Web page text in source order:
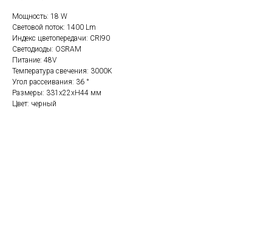
Мощность: 18 W
Световой поток: 1400 Lm
Индекс цветопередачи: CRI90
Светодиоды: OSRAM
Питание: 48V
Температура свечения: 3000K
Угол рассеивания: 36 °
Размеры: 331х22хH44 мм
Цвет: черный